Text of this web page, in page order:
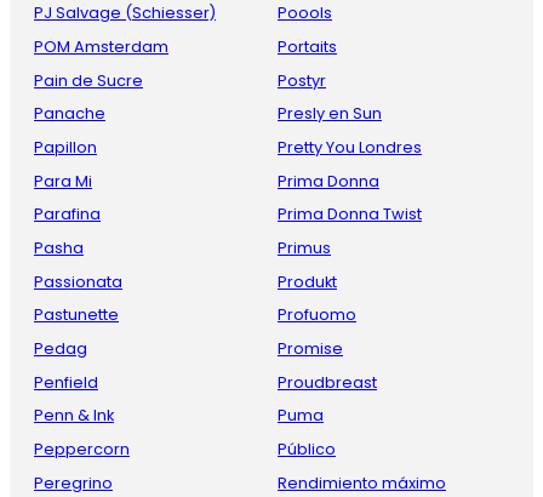
PJ Salvage (Schiesser)
POM Amsterdam
Pain de Sucre
Panache
Papillon
Para Mi
Parafina
Pasha
Passionata
Pastunette
Pedag
Penfield
Penn & Ink
Peppercorn
Peregrino
Poools
Portaits
Postyr
Presly en Sun
Pretty You Londres
Prima Donna
Prima Donna Twist
Primus
Produkt
Profuomo
Promise
Proudbreast
Puma
Público
Rendimiento máximo